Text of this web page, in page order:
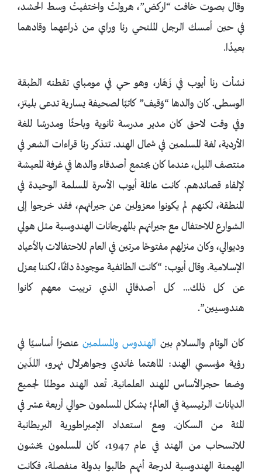
وقال بصوت خافت “اركض”، هرولتُ واختفيتُ وسط الحشد،
في حين أمسك الرجل الملتحي رنا وراي من ذراعهما وقادهما
بعيدًا.
نشأت رنا أيوب في زَهَار، وهو حي في مومباي تقطنه الطبقة
الوسطى. كان والدها “وَقيف” كاتبًا لصحيفة يسارية تدعى بليتز،
وفي وقت لاحق كان مدير مدرسة ثانوية وباحثًا ومدرسًا للغة
الأردية، لغة المسلمين في شمال الهند. تتذكر رنا قراءات الشعر في
منتصف الليل، عندما كان يجتمع أصدقاء والدها في غرفة المعيشة
لإلقاء قصائدهم. كانت عائلة أيوب الأسرة المسلمة الوحيدة في
المنطقة، لكنهم لم يكونوا معزولين عن جيرانهم، فقد خرجوا إلى
الشوارع للاحتفال مع جيرانهم بالمهرجانات الهندوسية مثل هولي
وديوالي، وكان منزلهم مفتوحًا مرتين في العام للاحتفالات بالأعياد
الإسلامية. وقال أيوب: “كانت الطائفية موجودة دائمًا، لكننا بمعزل
عن كل ذلك… كل أصدقائي الذي تربيت معهم كانوا
هندوسيين”.
كان الوئام والسلام بين الهندوس والمسلمين عنصرًا أساسيًا في
رؤية مؤسسي الهند: الماهتما غاندي وجواهرلال نهرو، اللذَين
وضعا حجرالأساس للهند العلمانية. تُعد الهند موطنًا لجميع
الديانات الرئيسية في العالم؛ يشكل المسلمون حوالي أربعة عشر في
المئة من السكان. ومع استعداد الإمبراطورية البريطانية
للانسحاب من الهند في عام 1947، كان المسلمون يخشون
الهيمنة الهندوسية لدرجة أنهم طالبوا بدولة منفصلة، فكانت